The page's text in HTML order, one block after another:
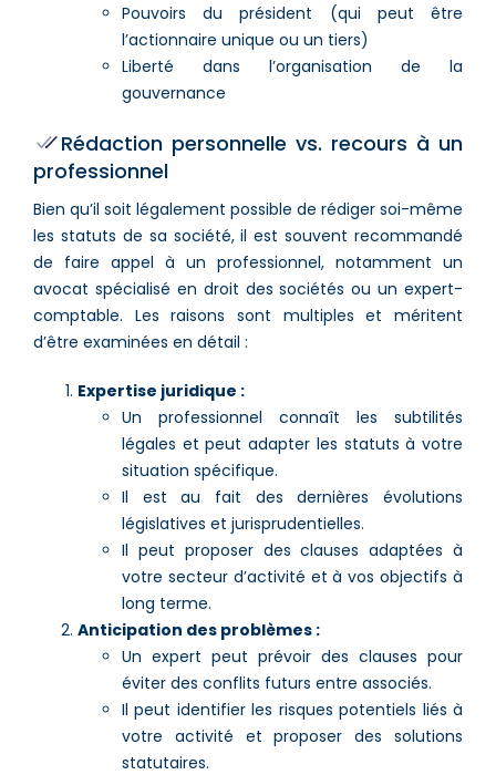
Pouvoirs du président (qui peut être
l’actionnaire unique ou un tiers)
Liberté dans l’organisation de la
gouvernance
Rédaction personnelle vs. recours à un
professionnel
Bien qu’il soit légalement possible de rédiger soi-même
les statuts de sa société, il est souvent recommandé
de faire appel à un professionnel, notamment un
avocat spécialisé en droit des sociétés ou un expert-
comptable. Les raisons sont multiples et méritent
d’être examinées en détail :
Expertise juridique :
Un professionnel connaît les subtilités
légales et peut adapter les statuts à votre
situation spécifique.
Il est au fait des dernières évolutions
législatives et jurisprudentielles.
Il peut proposer des clauses adaptées à
votre secteur d’activité et à vos objectifs à
long terme.
Anticipation des problèmes :
Un expert peut prévoir des clauses pour
éviter des conflits futurs entre associés.
Il peut identifier les risques potentiels liés à
votre activité et proposer des solutions
statutaires.